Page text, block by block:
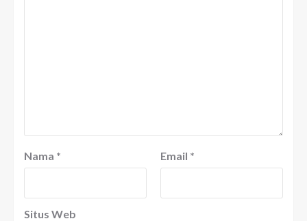
Nama * Email *
Situs Web